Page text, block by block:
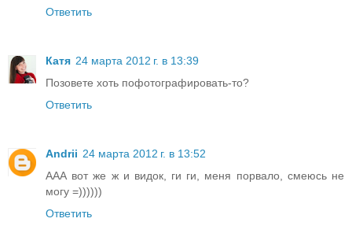
Ответить
Катя 24 марта 2012 г. в 13:39
Позовете хоть пофотографировать-то?
Ответить
Andrii 24 марта 2012 г. в 13:52
ААА вот же ж и видок, ги ги, меня порвало, смеюсь не
могу =))))))
Ответить